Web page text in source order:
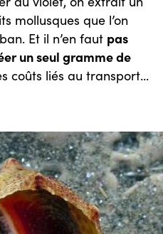
mollusques que l’on
Et il n’en faut pas
un seul gramme de
coûts liés au transport...